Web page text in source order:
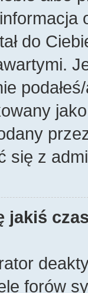
do
się z
jakiś
forów